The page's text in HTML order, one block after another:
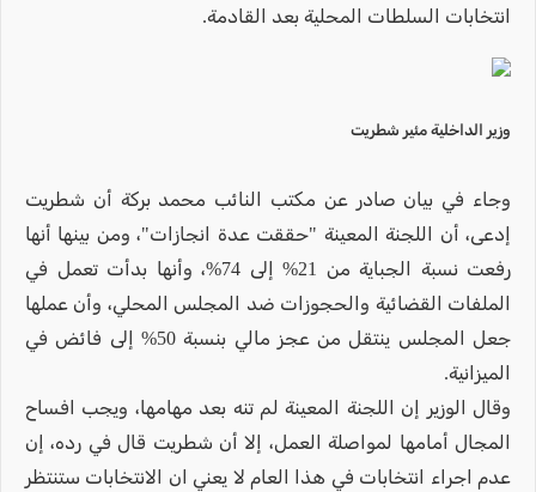
انتخابات السلطات المحلية بعد القادمة.
وزير الداخلية مئير شطريت
وجاء في بيان صادر عن مكتب النائب محمد بركة أن شطريت
إدعى، أن اللجنة المعينة "حققت عدة انجازات"، ومن بينها أنها
رفعت نسبة الجباية من 21% إلى 74%، وأنها بدأت تعمل في
الملفات القضائية والحجوزات ضد المجلس المحلي، وأن عملها
جعل المجلس ينتقل من عجز مالي بنسبة 50% إلى فائض في
الميزانية.
وقال الوزير إن اللجنة المعينة لم تنه بعد مهامها، ويجب افساح
المجال أمامها لمواصلة العمل، إلا أن شطريت قال في رده، إن
عدم اجراء انتخابات في هذا العام لا يعني ان الانتخابات ستنتظر